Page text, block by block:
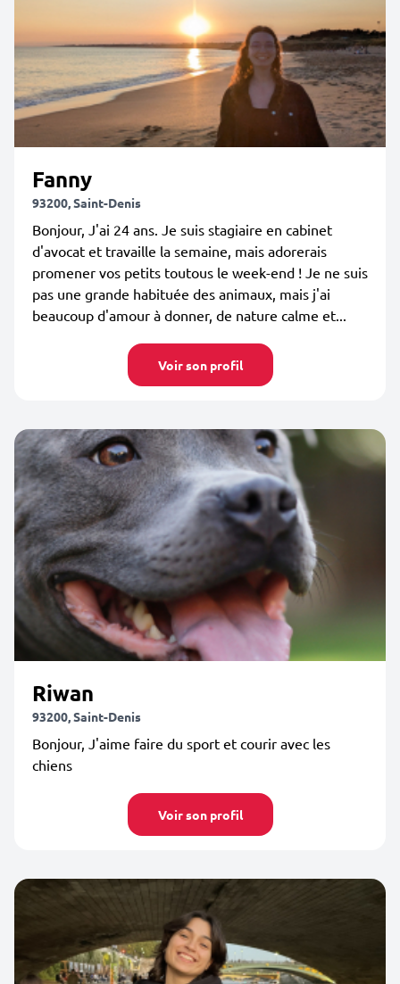
Fanny
93200, Saint-Denis
Bonjour, J'ai 24 ans. Je suis stagiaire en cabinet
d'avocat et travaille la semaine, mais adorerais
promener vos petits toutous le week-end ! Je ne suis
pas une grande habituée des animaux, mais j'ai
beaucoup d'amour à donner, de nature calme et...
Voir son profil
Riwan
93200, Saint-Denis
Bonjour, J'aime faire du sport et courir avec les
chiens
Voir son profil